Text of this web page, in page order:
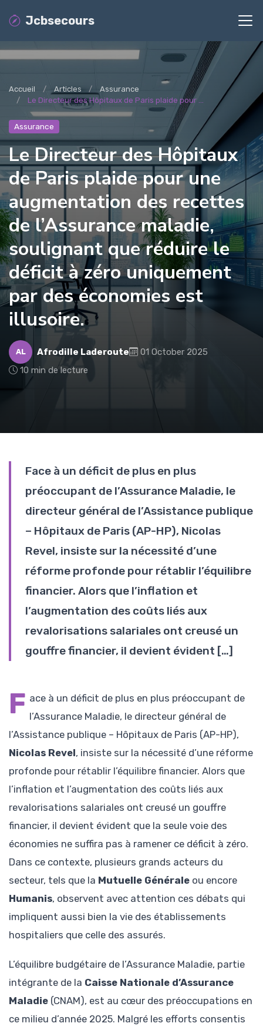
Jcbsecours
Accueil Articles
Assurance
Le Directeur des Hôpitaux de Paris plaide pour ...
Assurance
Le Directeur des Hôpitaux
de Paris plaide pour une
augmentation des recettes
de l’Assurance maladie,
soulignant que réduire le
déficit à zéro uniquement
par des économies est
illusoire.
AL Afrodille Laderoute
01 October 2025
10 min de lecture
Face à un déficit de plus en plus
préoccupant de l’Assurance Maladie, le
directeur général de l’Assistance publique
– Hôpitaux de Paris (AP-HP), Nicolas
Revel, insiste sur la nécessité d’une
réforme profonde pour rétablir l’équilibre
financier. Alors que l’inflation et
l’augmentation des coûts liés aux
revalorisations salariales ont creusé un
gouffre financier, il devient évident […]
F ace à un déficit de plus en plus préoccupant de
l’Assurance Maladie, le directeur général de
l’Assistance publique – Hôpitaux de Paris (AP-HP),
Nicolas Revel, insiste sur la nécessité d’une réforme
profonde pour rétablir l’équilibre financier. Alors que
l’inflation et l’augmentation des coûts liés aux
revalorisations salariales ont creusé un gouffre
financier, il devient évident que la seule voie des
économies ne suffira pas à ramener ce déficit à zéro.
Dans ce contexte, plusieurs grands acteurs du
secteur, tels que la Mutuelle Générale ou encore
Humanis, observent avec attention ces débats qui
impliquent aussi bien la vie des établissements
hospitaliers que celle des assurés.
L’équilibre budgétaire de l’Assurance Maladie, partie
intégrante de la Caisse Nationale d’Assurance
Maladie (CNAM), est au cœur des préoccupations en
ce milieu d’année 2025. Malgré les efforts consentis